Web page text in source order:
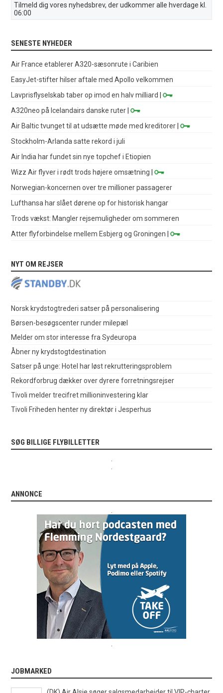
Tilmeld dig vores nyhedsbrev, der udkommer alle hverdage kl.
06:00
SENESTE NYHEDER
Air France etablerer A320-sæsonrute i Caribien
EasyJet-stifter hilser aftale med Apollo velkommen
Lavprisflyselskab taber op imod en halv milliard |
A320neo på Icelandairs danske ruter|
Air Baltic tvunget til at udsætte møde med kreditorer|
Stockholm-Arlanda satte rekord i juli
Air India har fundet sin nye topchef i Etiopien
Wizz Air flyver i rødt trods højere omsætning |
Norwegian-koncernen over tre millioner passagerer
Lufthansa har slået dørene op for historisk hangar
Trods vækst: Mangler rejsemuligheder om sommeren
Atter flyforbindelse mellem Esbjerg og Groningen |
NYT OM REJSER
Norsk krydstogtrederi satser på personalisering
Børsen-besøgscenter runder milepæl
Melder om stor interesse fra Sydeuropa
Åbner ny krydstogtdestination
Satser på unge: Hotel har løst rekrutteringsproblem
Rekordforbrug dækker over dyrere forretningsrejser
Tivoli melder trecifret millioninvestering klar
Tivoli Friheden henter ny direktør i Jesperhus
SØG BILLIGE FLYBILLETTER
ANNONCE
JOBMARKED